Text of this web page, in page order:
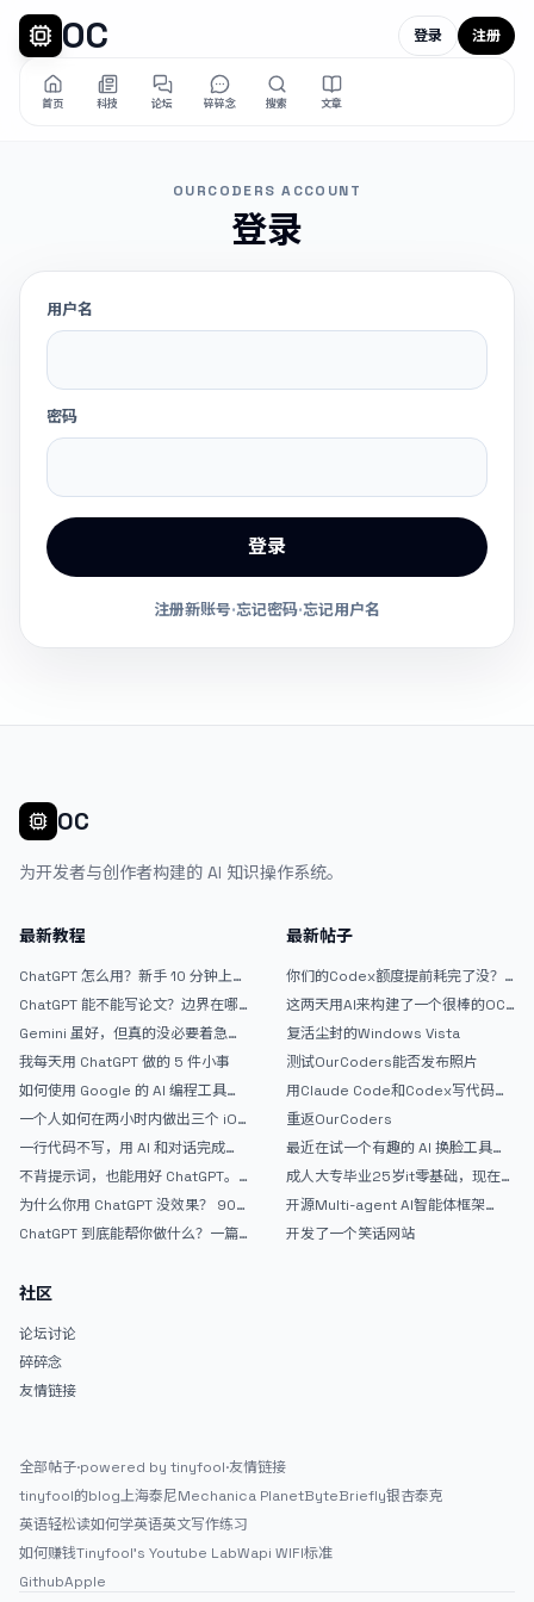
OC
首页 科技 论坛 碎碎念 搜索 文章
登录 注册
OURCODERS ACCOUNT
登录
用户名
密码
登录
注册新账号·忘记密码·忘记用户名
OC
为开发者与创作者构建的 AI 知识操作系统。
最新教程
ChatGPT 怎么用？新手 10 分钟上手
ChatGPT 能不能写论文？边界在哪
Gemini 虽好，但真的没必要着急放
弃 ChatGPT
我每天用 ChatGPT 做的 5 件小事
如何使用 Google 的 AI 编程工具
AntiGravity：独立开发者的新时代
武器
一个人如何在两小时内做出三个 iOS
APP？｜AntiGravity + Gemini 3 实
战完整记录
一行代码不写，用 AI 和对话完成一
个完整网站：《图书天堂》实战记录
不背提示词，也能用好 ChatGPT。
一个万能提问模板
为什么你用 ChatGPT 没效果？ 90%
的人第一步就问错了
ChatGPT 到底能帮你做什么？一篇
最新帖子
你们的Codex额度提前耗完了没？
戒断反应如何？
这两天用AI来构建了一个很棒的OC
论坛精华区
复活尘封的Windows Vista
测试OurCoders能否发布照片
用Claude Code和Codex写代码真
的爽，但是App怎么挣钱还是很难啊
重返OurCoders
最近在试一个有趣的 AI 换脸工具，
效果挺不错
成人大专毕业25岁it零基础，现在想
考软件设计师，有什么好的建议吗，
谢谢！
开源Multi-agent AI智能体框架
aevatar.ai，欢迎大家贡献代码
开发了一个笑话网站
社区
论坛讨论
碎碎念
友情链接
全部帖子·powered by tinyfool·友情链接
tinyfool的blog上海泰尼Mechanica PlanetByteBriefly银杏泰克
英语轻松读如何学英语英文写作练习
如何赚钱Tinyfool's Youtube LabWapi WIFI标准
GithubApple